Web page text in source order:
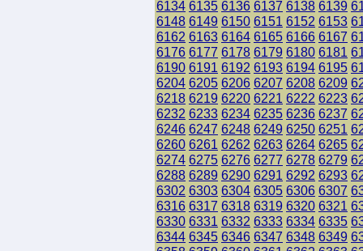
6134 6135 6136 6137 6138 6139
6148 6149 6150 6151 6152 6153
6162 6163 6164 6165 6166 6167
6176 6177 6178 6179 6180 6181
6190 6191 6192 6193 6194 6195
6204 6205 6206 6207 6208 6209
6218 6219 6220 6221 6222 6223
6232 6233 6234 6235 6236 6237
6246 6247 6248 6249 6250 6251
6260 6261 6262 6263 6264 6265
6274 6275 6276 6277 6278 6279
6288 6289 6290 6291 6292 6293
6302 6303 6304 6305 6306 6307
6316 6317 6318 6319 6320 6321
6330 6331 6332 6333 6334 6335
6344 6345 6346 6347 6348 6349